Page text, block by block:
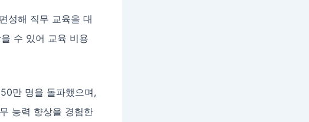
성해 직무 교육을 대
수 있어 교육 비용
만 명을 돌파했으며,
능력 향상을 경험한